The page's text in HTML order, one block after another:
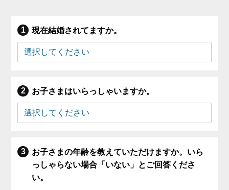
現在結婚されてますか。
お子さまはいらっしゃいますか。
お子さまの年齢を教えていただけますか。いら
っしゃらない場合「いない」とご回答くださ
い。